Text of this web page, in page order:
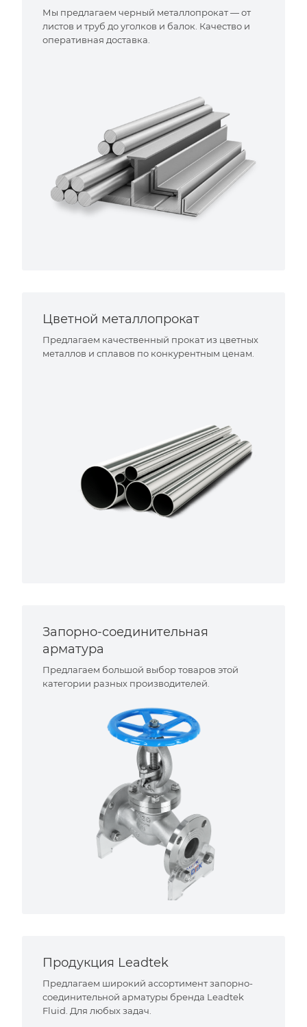
Мы предлагаем черный металлопрокат — от
листов и труб до уголков и балок. Качество и
оперативная доставка.
Цветной металлопрокат
Предлагаем качественный прокат из цветных
металлов и сплавов по конкурентным ценам.
Запорно-соединительная
арматура
Предлагаем большой выбор товаров этой
категории разных производителей.
Продукция Leadtek
Предлагаем широкий ассортимент запорно-
соединительной арматуры бренда Leadtek
Fluid. Для любых задач.